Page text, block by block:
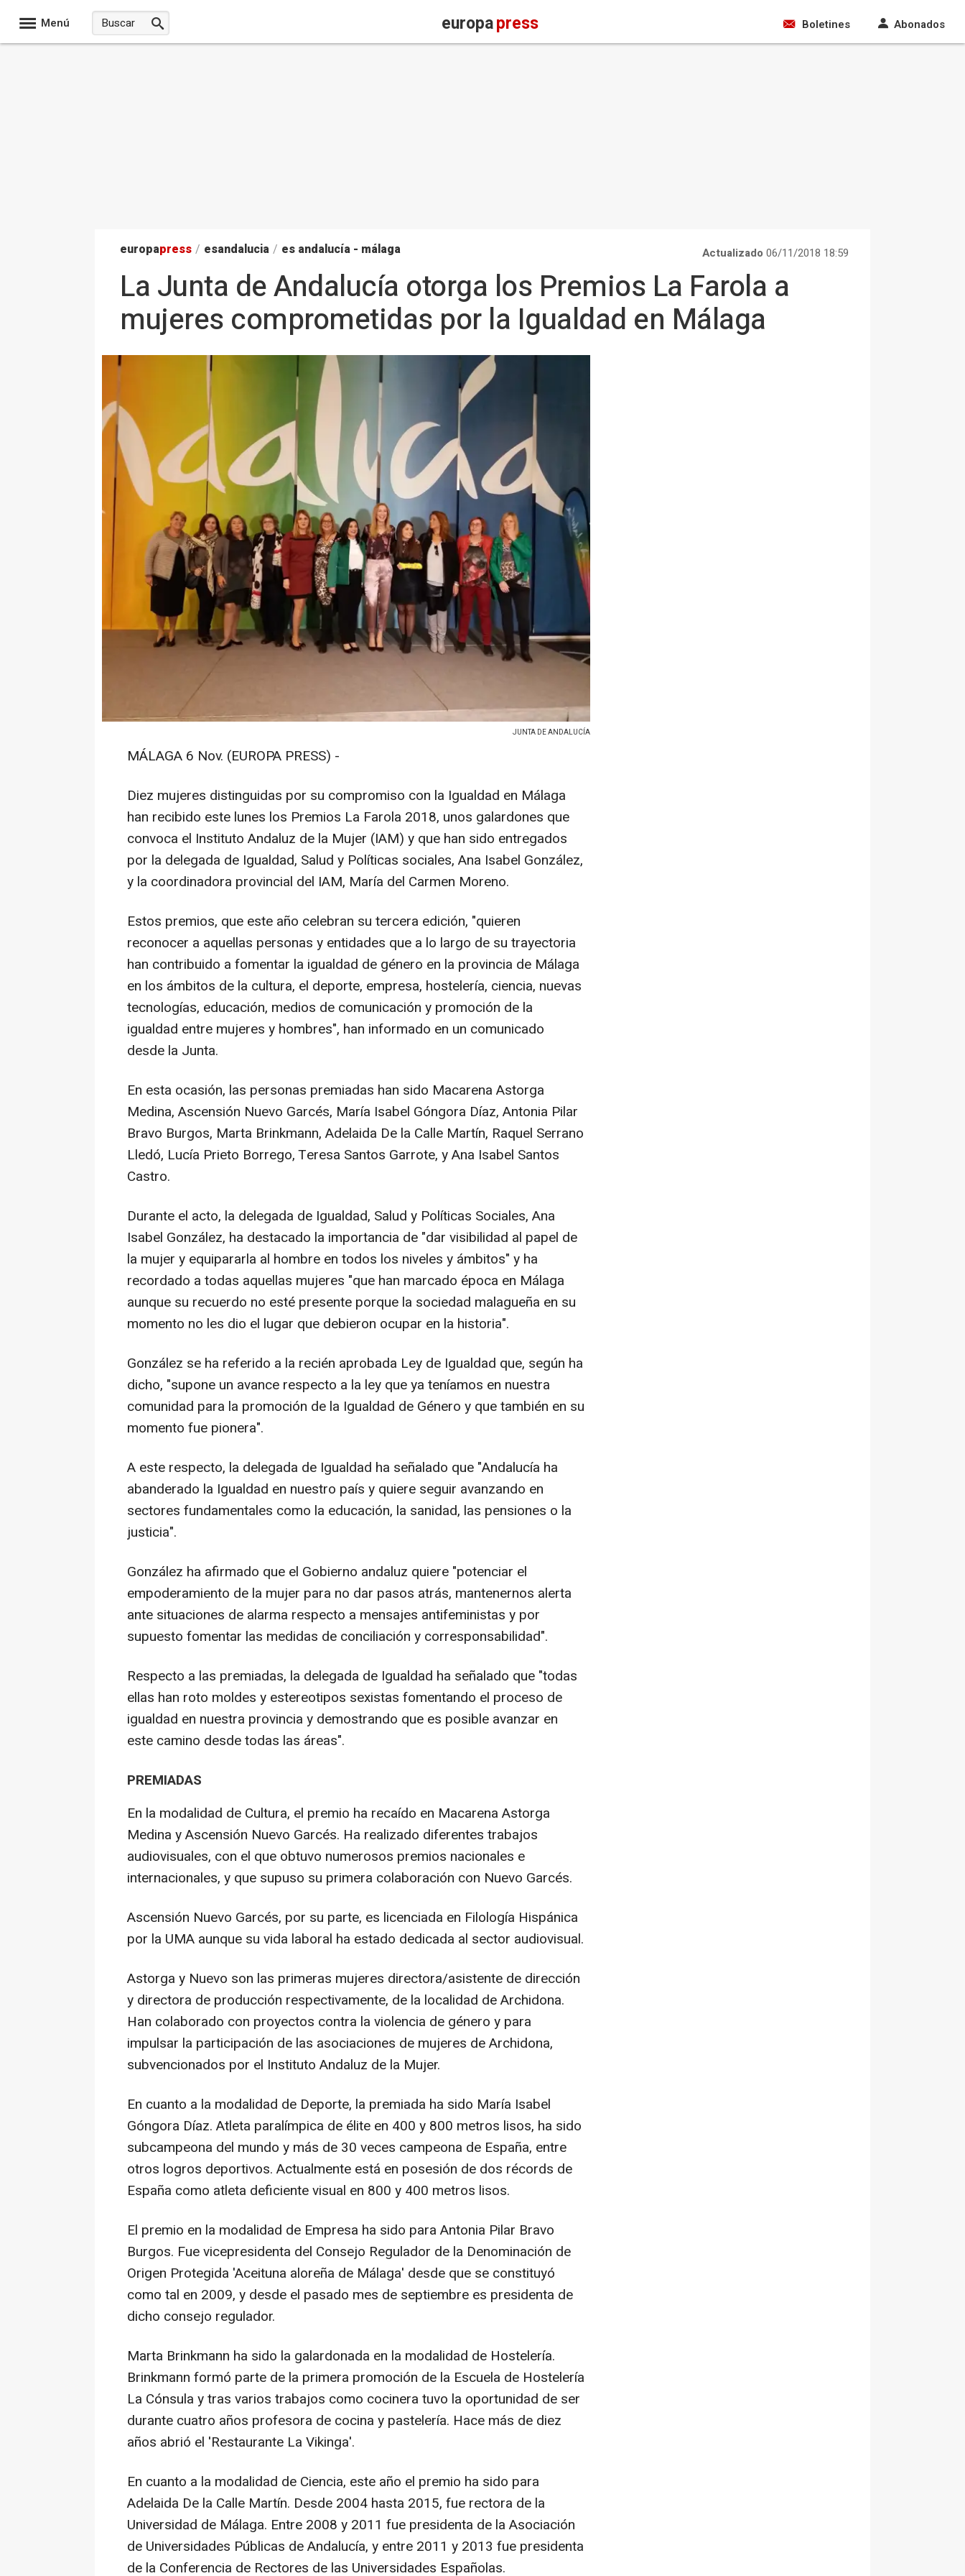
Menú europapress Boletines Abonados
europapress / esandalucia / es andalucía - málaga Actualizado 06/11/2018 18:59
La Junta de Andalucía otorga los Premios La Farola a
mujeres comprometidas por la Igualdad en Málaga
JUNTA DE ANDALUCÍA
MÁLAGA 6 Nov. (EUROPA PRESS) -
Diez mujeres distinguidas por su compromiso con la Igualdad en Málaga
han recibido este lunes los Premios La Farola 2018, unos galardones que
convoca el Instituto Andaluz de la Mujer (IAM) y que han sido entregados
por la delegada de Igualdad, Salud y Políticas sociales, Ana Isabel González,
y la coordinadora provincial del IAM, María del Carmen Moreno.
Estos premios, que este año celebran su tercera edición, "quieren
reconocer a aquellas personas y entidades que a lo largo de su trayectoria
han contribuido a fomentar la igualdad de género en la provincia de Málaga
en los ámbitos de la cultura, el deporte, empresa, hostelería, ciencia, nuevas
tecnologías, educación, medios de comunicación y promoción de la
igualdad entre mujeres y hombres", han informado en un comunicado
desde la Junta.
En esta ocasión, las personas premiadas han sido Macarena Astorga
Medina, Ascensión Nuevo Garcés, María Isabel Góngora Díaz, Antonia Pilar
Bravo Burgos, Marta Brinkmann, Adelaida De la Calle Martín, Raquel Serrano
Lledó, Lucía Prieto Borrego, Teresa Santos Garrote, y Ana Isabel Santos
Castro.
Durante el acto, la delegada de Igualdad, Salud y Políticas Sociales, Ana
Isabel González, ha destacado la importancia de "dar visibilidad al papel de
la mujer y equipararla al hombre en todos los niveles y ámbitos" y ha
recordado a todas aquellas mujeres "que han marcado época en Málaga
aunque su recuerdo no esté presente porque la sociedad malagueña en su
momento no les dio el lugar que debieron ocupar en la historia".
González se ha referido a la recién aprobada Ley de Igualdad que, según ha
dicho, "supone un avance respecto a la ley que ya teníamos en nuestra
comunidad para la promoción de la Igualdad de Género y que también en su
momento fue pionera".
A este respecto, la delegada de Igualdad ha señalado que "Andalucía ha
abanderado la Igualdad en nuestro país y quiere seguir avanzando en
sectores fundamentales como la educación, la sanidad, las pensiones o la
justicia".
González ha afirmado que el Gobierno andaluz quiere "potenciar el
empoderamiento de la mujer para no dar pasos atrás, mantenernos alerta
ante situaciones de alarma respecto a mensajes antifeministas y por
supuesto fomentar las medidas de conciliación y corresponsabilidad".
Respecto a las premiadas, la delegada de Igualdad ha señalado que "todas
ellas han roto moldes y estereotipos sexistas fomentando el proceso de
igualdad en nuestra provincia y demostrando que es posible avanzar en
este camino desde todas las áreas".
PREMIADAS
En la modalidad de Cultura, el premio ha recaído en Macarena Astorga
Medina y Ascensión Nuevo Garcés. Ha realizado diferentes trabajos
audiovisuales, con el que obtuvo numerosos premios nacionales e
internacionales, y que supuso su primera colaboración con Nuevo Garcés.
Ascensión Nuevo Garcés, por su parte, es licenciada en Filología Hispánica
por la UMA aunque su vida laboral ha estado dedicada al sector audiovisual.
Astorga y Nuevo son las primeras mujeres directora/asistente de dirección
y directora de producción respectivamente, de la localidad de Archidona.
Han colaborado con proyectos contra la violencia de género y para
impulsar la participación de las asociaciones de mujeres de Archidona,
subvencionados por el Instituto Andaluz de la Mujer.
En cuanto a la modalidad de Deporte, la premiada ha sido María Isabel
Góngora Díaz. Atleta paralímpica de élite en 400 y 800 metros lisos, ha sido
subcampeona del mundo y más de 30 veces campeona de España, entre
otros logros deportivos. Actualmente está en posesión de dos récords de
España como atleta deficiente visual en 800 y 400 metros lisos.
El premio en la modalidad de Empresa ha sido para Antonia Pilar Bravo
Burgos. Fue vicepresidenta del Consejo Regulador de la Denominación de
Origen Protegida 'Aceituna aloreña de Málaga' desde que se constituyó
como tal en 2009, y desde el pasado mes de septiembre es presidenta de
dicho consejo regulador.
Marta Brinkmann ha sido la galardonada en la modalidad de Hostelería.
Brinkmann formó parte de la primera promoción de la Escuela de Hostelería
La Cónsula y tras varios trabajos como cocinera tuvo la oportunidad de ser
durante cuatro años profesora de cocina y pastelería. Hace más de diez
años abrió el 'Restaurante La Vikinga'.
En cuanto a la modalidad de Ciencia, este año el premio ha sido para
Adelaida De la Calle Martín. Desde 2004 hasta 2015, fue rectora de la
Universidad de Málaga. Entre 2008 y 2011 fue presidenta de la Asociación
de Universidades Públicas de Andalucía, y entre 2011 y 2013 fue presidenta
de la Conferencia de Rectores de las Universidades Españolas.